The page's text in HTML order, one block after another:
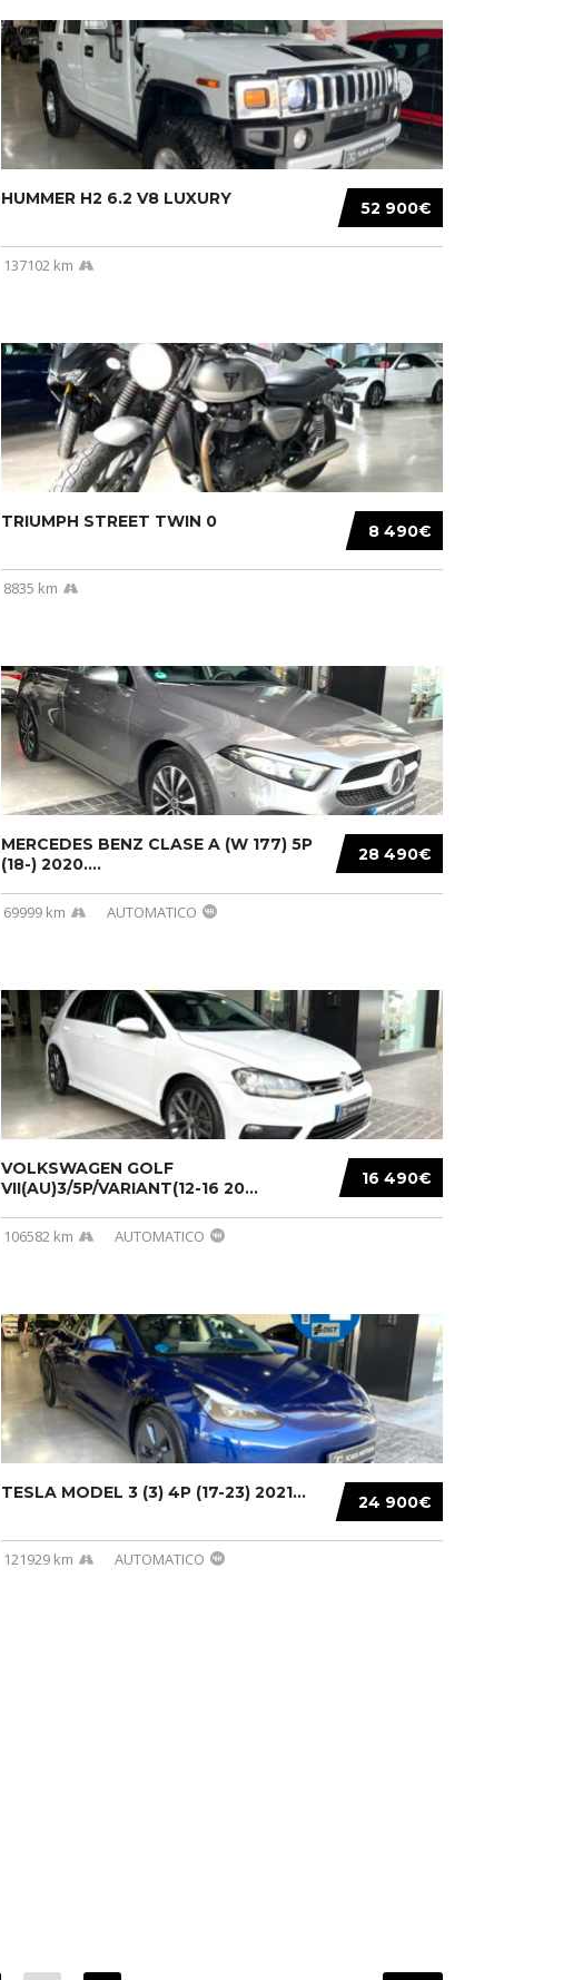
52 900€
HUMMER H2 6.2 V8 LUXURY
137102 km
8 490€
TRIUMPH STREET TWIN 0
8835 km
28 490€
MERCEDES BENZ CLASE A (W 177) 5P
(18-) 2020....
69999 km AUTOMATICO
16 490€
VOLKSWAGEN GOLF
VII(AU)3/5P/VARIANT(12-16 20...
106582 km AUTOMATICO
24 900€
TESLA MODEL 3 (3) 4P (17-23) 2021...
121929 km AUTOMATICO